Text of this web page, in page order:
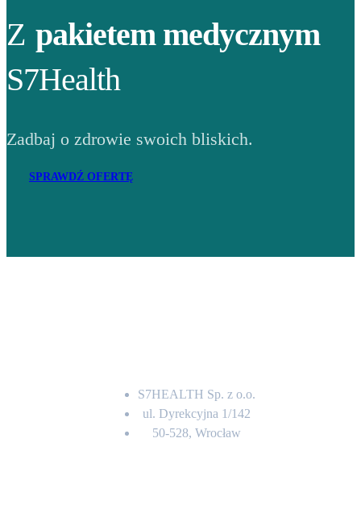
Z pakietem medycznym
S7Health
Zadbaj o zdrowie swoich bliskich.
SPRAWDŹ OFERTĘ
S7HEALTH Sp. z o.o.
ul. Dyrekcyjna 1/142
50-528, Wrocław